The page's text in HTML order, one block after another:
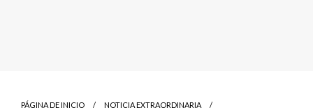
PÁGINA DE INICIO
NOTICIA EXTRAORDINARIA